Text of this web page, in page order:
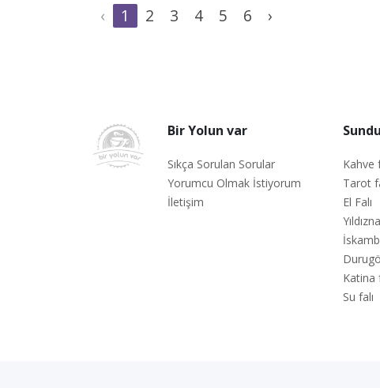
‹ 1 2 3 4 5 6 ›
Bir Yolun var
Sıkça Sorulan Sorular
Yorumcu Olmak İstiyorum
İletişim
Kahve
Tarot
El Falı
Katina
Su falı